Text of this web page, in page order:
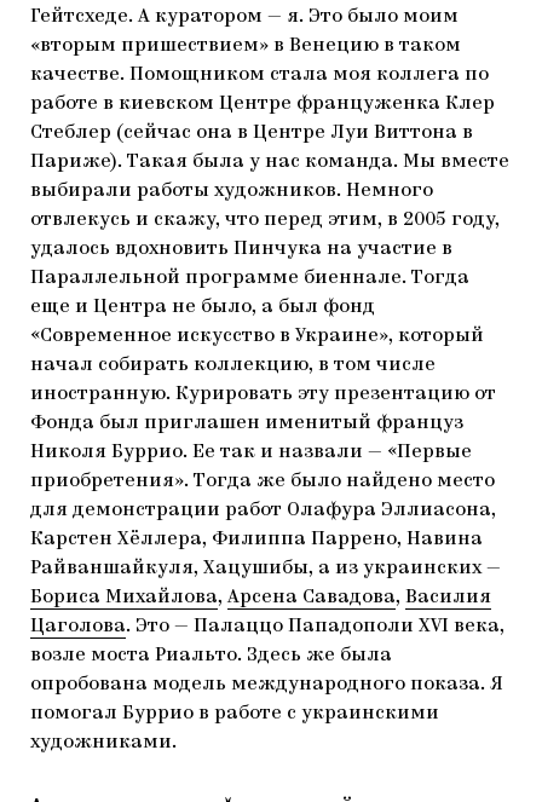
Гейтсхеде. А куратором — я. Это было моим
«вторым пришествием» в Венецию в таком
качестве. Помощником стала моя коллега по
работе в киевском Центре француженка Клер
Стеблер (сейчас она в Центре Луи Виттона в
Париже). Такая была у нас команда. Мы вместе
выбирали работы художников. Немного
отвлекусь и скажу, что перед этим, в 2005 году,
удалось вдохновить Пинчука на участие в
Параллельной программе биеннале. Тогда
еще и Центра не было, а был фонд
«Современное искусство в Украине», который
начал собирать коллекцию, в том числе
иностранную. Курировать эту презентацию от
Фонда был приглашен именитый француз
Николя Буррио. Ее так и назвали — «Первые
приобретения». Тогда же было найдено место
для демонстрации работ Олафура Эллиасона,
Карстен Хёллера, Филиппа Паррено, Навина
Райваншайкуля, Хацушибы, а из украинских —
Бориса Михайлова,Арсена Савадова, Василия
Цаголова. Это — Палаццо Пападополи XVI века,
возле моста Риальто. Здесь же была
опробована модель международного показа. Я
помогал Буррио в работе с украинскими
художниками.